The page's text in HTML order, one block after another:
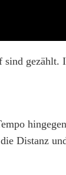
gezählt.
Distanz